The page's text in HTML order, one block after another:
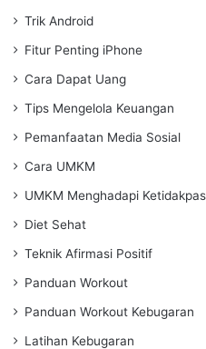
Trik Android
Fitur Penting iPhone
Cara Dapat Uang
Tips Mengelola Keuangan
Pemanfaatan Media Sosial
Cara UMKM
UMKM Menghadapi
Diet Sehat
Teknik Afirmasi Positif
Panduan Workout
Panduan Workout Kebugaran
Latihan Kebugaran